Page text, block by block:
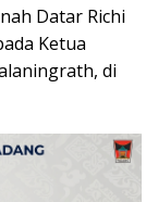
Datar Richi
Ketua
di